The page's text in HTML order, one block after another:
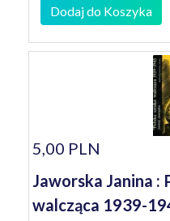
Dodaj do Koszyka
5,00 PLN
Jaworska Janina :
walcząca 1939-